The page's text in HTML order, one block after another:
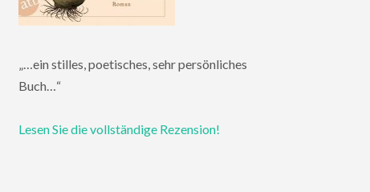
„…ein stilles, poetisches, sehr persönliches
Buch…“
Lesen Sie die vollständige Rezension!